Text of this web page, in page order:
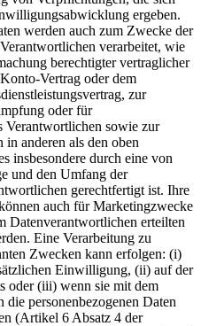
ergeben.
werden auch zum Zwecke der
verarbeitet, wie
berechtigter vertraglicher
Vertrag oder dem
zur
oder für
Verantwortlichen sowie zur
anderen als den oben
insbesondere durch eine von
und den Umfang der
gerechtfertigt ist. Ihre
auch für Marketingzwecke
Datenverantwortlichen erteilten
Eine Verarbeitung zu
Zwecken kann erfolgen: (i)
Einwilligung, (ii) auf der
oder (iii) wenn sie mit dem
personenbezogenen Daten
(Artikel 6 Absatz 4 der